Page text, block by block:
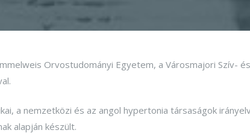
Orvostudományi Egyetem, a Városmajori Szív-
a nemzetközi és az angol hypertonia társaságok
alapján készült.